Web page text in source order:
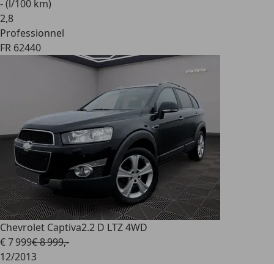
- (l/100 km)
2,8
Professionnel
FR 62440
Chevrolet Captiva2.2 D LTZ 4WD
€ 7 999€ 8 999,-
12/2013